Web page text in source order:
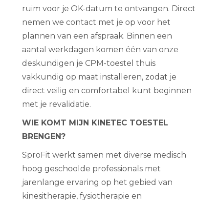
ruim voor je OK-datum te ontvangen. Direct
nemen we contact met je op voor het
plannen van een afspraak. Binnen een
aantal werkdagen komen één van onze
deskundigen je CPM-toestel thuis
vakkundig op maat installeren, zodat je
direct veilig en comfortabel kunt beginnen
met je revalidatie.
WIE KOMT MIJN KINETEC TOESTEL
BRENGEN?
SproFit werkt samen met diverse medisch
hoog geschoolde professionals met
jarenlange ervaring op het gebied van
kinesitherapie, fysiotherapie en